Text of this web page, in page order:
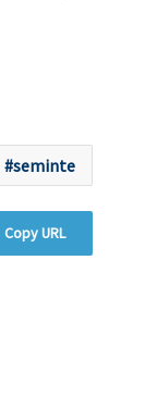
seminte
Copy URL